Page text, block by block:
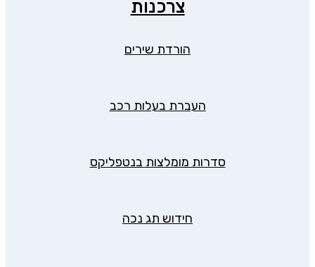
צרכנות
הורדת שירים
העברת בעלות רכב
סדרות מומלצות בנטפליקס
חידוש תג נכה